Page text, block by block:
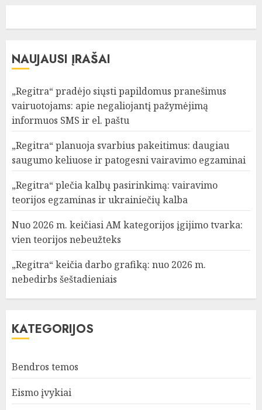
NAUJAUSI ĮRAŠAI
„Regitra“ pradėjo siųsti papildomus pranešimus
vairuotojams: apie negaliojantį pažymėjimą
informuos SMS ir el. paštu
„Regitra“ planuoja svarbius pakeitimus: daugiau
saugumo keliuose ir patogesni vairavimo egzaminai
„Regitra“ plečia kalbų pasirinkimą: vairavimo
teorijos egzaminas ir ukrainiečių kalba
Nuo 2026 m. keičiasi AM kategorijos įgijimo tvarka:
vien teorijos nebeužteks
„Regitra“ keičia darbo grafiką: nuo 2026 m.
nebedirbs šeštadieniais
KATEGORIJOS
Bendros temos
Eismo įvykiai